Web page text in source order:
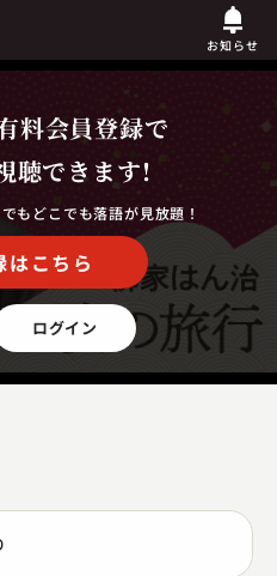
お知らせ
料会員登録で
聴できます!
もどこでも落語が見放題！
はこちら
ログイン